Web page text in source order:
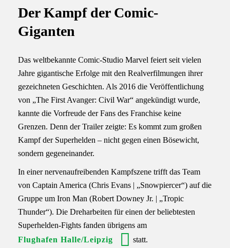
Der Kampf der Comic-
Giganten
Das weltbekannte Comic-Studio Marvel feiert seit vielen
Jahre gigantische Erfolge mit den Realverfilmungen ihrer
gezeichneten Geschichten. Als 2016 die Veröffentlichung
von „The First Avanger: Civil War“ angekündigt wurde,
kannte die Vorfreude der Fans des Franchise keine
Grenzen. Denn der Trailer zeigte: Es kommt zum großen
Kampf der Superhelden – nicht gegen einen Bösewicht,
sondern gegeneinander.
In einer nervenaufreibenden Kampfszene trifft das Team
von Captain America (Chris Evans | „Snowpiercer“) auf die
Gruppe um Iron Man (Robert Downey Jr. | „Tropic
Thunder“). Die Dreharbeiten für einen der beliebtesten
Superhelden-Fights fanden übrigens am
Flughafen Halle/Leipzig
statt.